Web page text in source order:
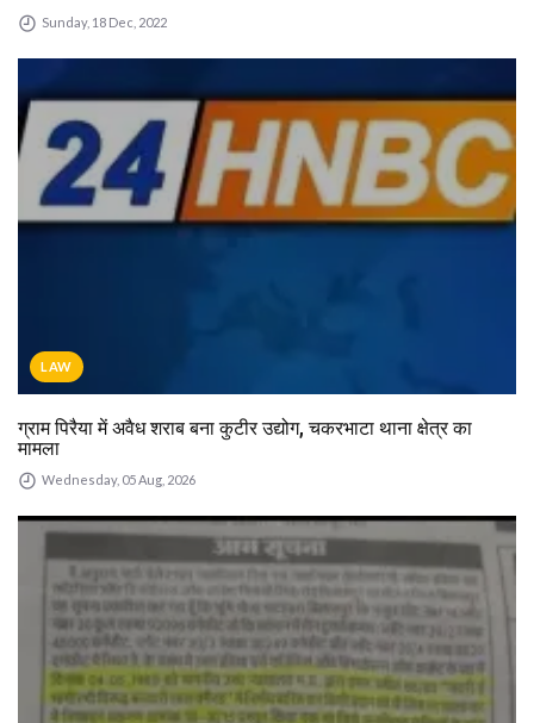
Sunday, 18 Dec, 2022
LAW
ग्राम पिरैया में अवैध शराब बना कुटीर उद्योग, चकरभाटा थाना क्षेत्र का
मामला
Wednesday, 05 Aug, 2026